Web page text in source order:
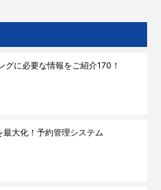
グに必要な情報をご紹介170！
最大化！予約管理システム